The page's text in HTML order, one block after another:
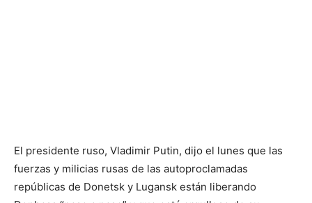
El presidente ruso, Vladimir Putin, dijo el lunes que las
fuerzas y milicias rusas de las autoproclamadas
repúblicas de Donetsk y Lugansk están liberando